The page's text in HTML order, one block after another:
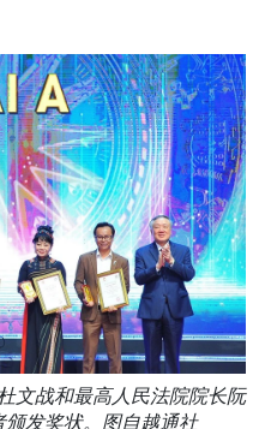
文战和最高人民法院院长阮
发奖状。图自越通社